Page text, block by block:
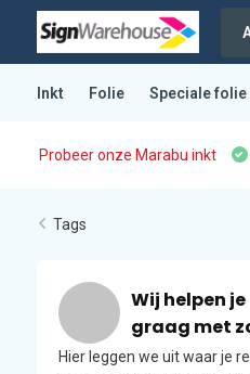
Inkt Folie Speciale folie
Probeer onze Marabu inkt
Tags
Wij helpen je
graag met
Hier leggen we uit waar je